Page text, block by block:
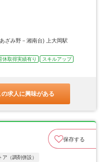
ざみ野－湘南台) 上大岡駅
休取得実績有り
スキルアップ
の求人に興味がある
保存する
ア（調剤併設）